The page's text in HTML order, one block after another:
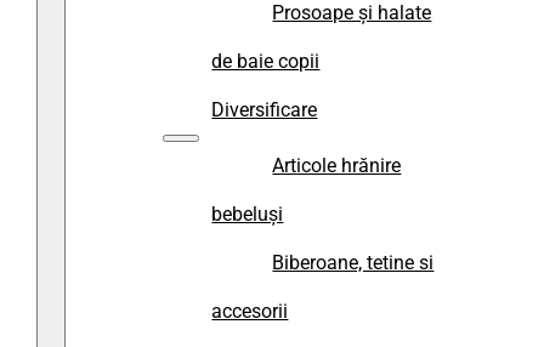
Prosoape și halate
de baie copii
Diversificare
Articole hrănire
bebeluși
Biberoane, tetine si
accesorii